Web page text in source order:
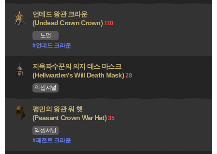
언데드 왕관 크라운
(Undead Crown Crown)110
노멀
#언데드 크라운
지옥파수꾼의 의지 데스 마스크
(Hellwarden's Will Death Mask)28
익셉셔널
평민의 왕관 워 햇
(Peasant Crown War Hat)35
익셉셔널
#페전트 크라운